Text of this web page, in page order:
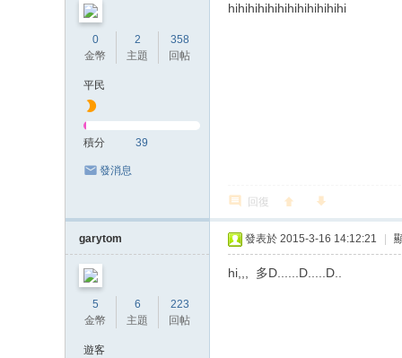
0
金幣
2
主題
358
回帖
平民
積分 39
發消息
hihihihihihihihihihihihi
回復
garytom
5
金幣
6
主題
223
回帖
遊客
發表於 2015-3-16 14:12:21
hi,,, 多D......D.....D..